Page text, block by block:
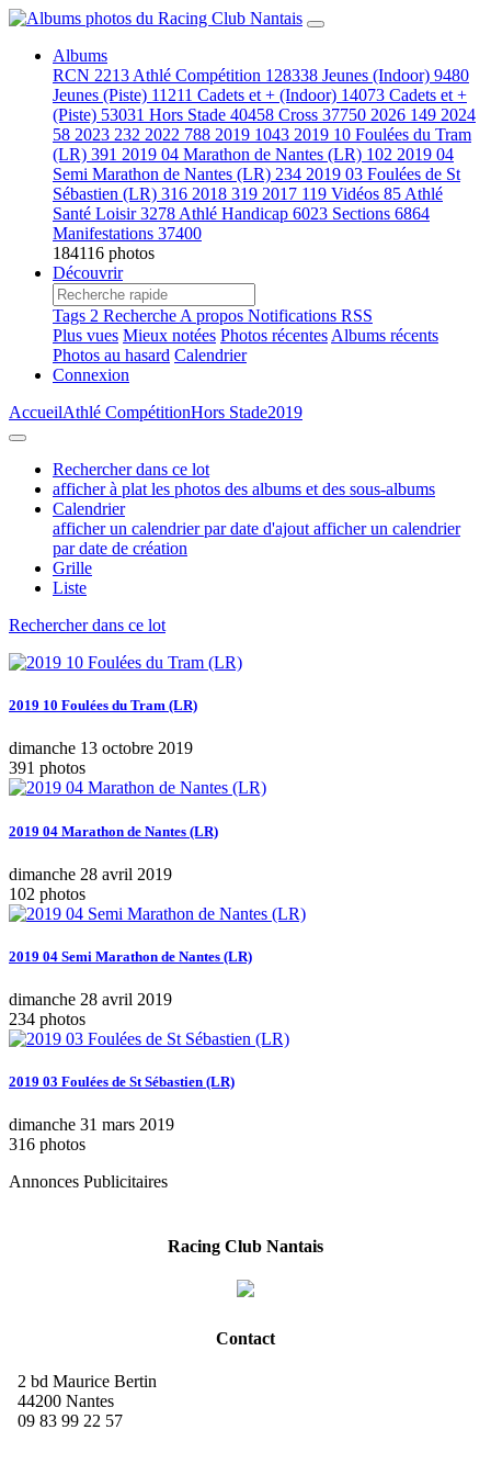
Albums
RCN 2213 Athlé Compétition 128338 Jeunes (Indoor) 9480
Jeunes (Piste) 11211 Cadets et + (Indoor) 14073 Cadets et +
(Piste) 53031 Hors Stade 40458 Cross 37750 2026 149 2024
58 2023 232 2022 788 2019 1043 2019 10 Foulées du Tram
(LR) 391 2019 04 Marathon de Nantes (LR) 102 2019 04
Semi Marathon de Nantes (LR) 234 2019 03 Foulées de St
Sébastien (LR) 316 2018 319 2017 119 Vidéos 85 Athlé
Santé Loisir3278 Athlé Handicap 6023 Sections 6864
Manifestations 37400
184116 photos
Découvrir
Tags 2 Recherche A propos Notifications RSS
Plus vues Mieux notées Photos récentes Albums récents
Photos au hasard Calendrier
Connexion
AccueilAthlé CompétitionHors Stade2019
Rechercher dans ce lot
afficher à plat les photos des albums et des sous-albums
Calendrier
afficher un calendrier par date d'ajout afficher un calendrier
par date de création
Grille
Liste
Rechercher dans ce lot
2019 10 Foulées du Tram (LR)
dimanche 13 octobre 2019
391 photos
2019 04 Marathon de Nantes (LR)
dimanche 28 avril 2019
102 photos
2019 04 Semi Marathon de Nantes (LR)
dimanche 28 avril 2019
234 photos
2019 03 Foulées de St Sébastien (LR)
dimanche 31 mars 2019
316 photos
Annonces Publicitaires
Racing Club Nantais
Contact
2 bd Maurice Bertin
44200 Nantes
09 83 99 22 57